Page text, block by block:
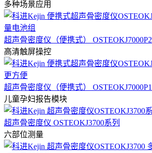
多种场景应用
超声骨密度仪（便携式） OSTEOKJ7000P2
高清触屏操控
超声骨密度仪（便携式） OSTEOKJ7000P1
儿童孕妇报告模块
超声骨密度仪 OSTEOKJ3700系列
六部位测量